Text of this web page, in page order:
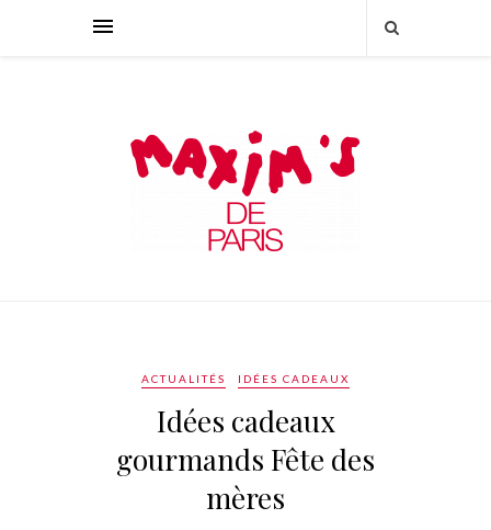
ACTUALITÉS IDÉES CADEAUX
Idées cadeaux
gourmands Fête des
mères